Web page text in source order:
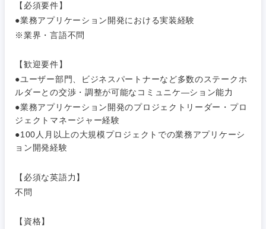
【必須要件】
●業務アプリケーション開発における実装経験
※業界・言語不問
【歓迎要件】
●ユーザー部門、ビジネスパートナーなど多数のステークホ
ルダーとの交渉・調整が可能なコミュニケ―ション能力
●業務アプリケーション開発のプロジェクトリーダー・プロ
ジェクトマネージャー経験
●100人月以上の大規模プロジェクトでの業務アプリケーシ
ョン開発経験
【必須な英語力】
不問
【資格】
（モノづ
くり）
職
メディカ
ル
不動産専
門職
建設・施
事務職
事務職広告・宣伝・印刷
エンターテイメント
茨城県 栃木県
群馬県
千葉県
神奈川県